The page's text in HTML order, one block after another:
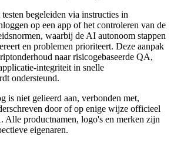
begeleiden via instructies in
op een app of het controleren van de
waarbij de AI autonoom stappen
en problemen prioriteert. Deze aanpak
naar risicogebaseerde QA,
integriteit in snelle
ondersteund.
is niet gelieerd aan, verbonden met,
door of op enige wijze officieel
Alle productnamen, logo's en merken zijn
eigenaren.